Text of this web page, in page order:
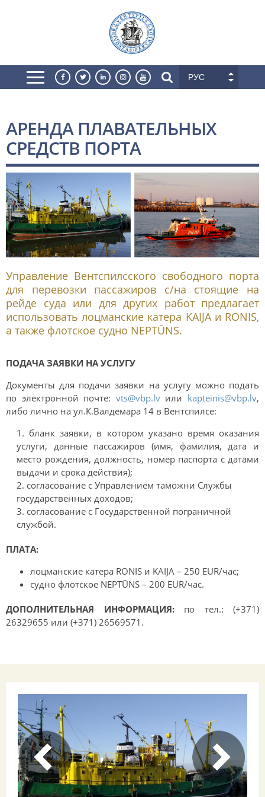
РУС
АРЕНДА ПЛАВАТЕЛЬНЫХ
СРЕДСТВ ПОРТА
Управление Вентспилсского свободного порта
для перевозки пассажиров с/на стоящие на
рейде суда или для других работ предлагает
использовать лоцманские катера KAIJA и RONIS,
а также флотское судно NEPTŪNS.
ПОДАЧА ЗАЯВКИ НА УСЛУГУ
Документы для подачи заявки на услугу можно подать
по электронной почте: vts@vbp.lvили kapteinis@vbp.lv,
либо лично на ул.К.Валдемара 14 в Вентспилсе:
бланк заявки, в котором указано время оказания
услуги, данные пассажиров (имя, фамилия, дата и
место рождения, должность, номер паспорта с датами
выдачи и срока действия);
согласование с Управлением таможни Службы
государственных доходов;
согласование с Государственной пограничной
службой.
ПЛАТА:
лоцманские катера RONIS и KAIJA – 250 EUR/час;
судно флотское NEPTŪNS – 200 EUR/час.
ДОПОЛНИТЕЛЬНАЯ ИНФОРМАЦИЯ:по тел.: (+371)
26329655 или (+371) 26569571.